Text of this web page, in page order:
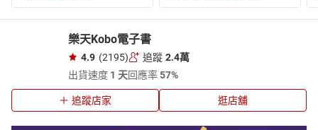
樂天Kobo電子書
4.9 (2195) 追蹤 2.4萬
出貨速度 1 天回應率57%
追蹤店家 逛店舖